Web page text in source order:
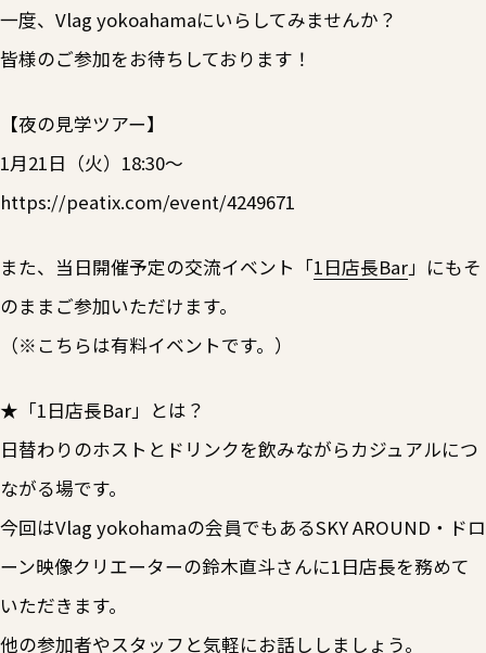
一度、Vlag yokoahamaにいらしてみませんか？
皆様のご参加をお待ちしております！
【夜の見学ツアー】
1月21日（火）18:30～
https://peatix.com/event/4249671
また、当日開催予定の交流イベント「1日店長Bar」にもそ
のままご参加いただけます。
（※こちらは有料イベントです。）
★「1日店長Bar」とは？
日替わりのホストとドリンクを飲みながらカジュアルにつ
ながる場です。
今回はVlag yokohamaの会員でもあるSKY AROUND・ドロ
ーン映像クリエーターの鈴木直斗さんに1日店長を務めて
いただきます。
他の参加者やスタッフと気軽にお話ししましょう。